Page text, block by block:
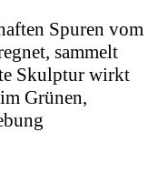
Spuren vom
sammelt
Skulptur wirkt
Grünen,